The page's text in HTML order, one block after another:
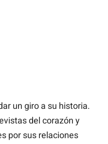
un giro a su historia.
del corazón y
por sus relaciones